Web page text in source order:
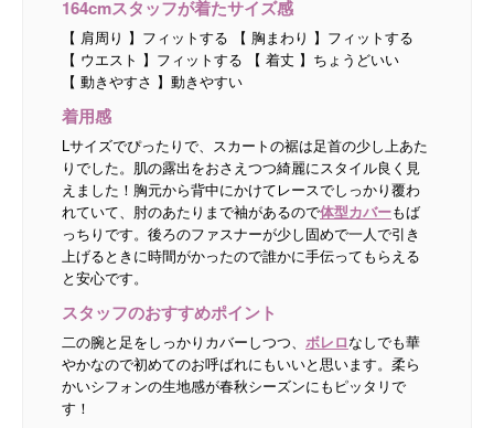
164cmスタッフが着たサイズ感
【 肩周り 】フィットする 【 胸まわり 】フィットする
【 ウエスト 】フィットする 【 着丈 】ちょうどいい
【 動きやすさ 】動きやすい
着用感
Lサイズでぴったりで、スカートの裾は足首の少し上あた
りでした。肌の露出をおさえつつ綺麗にスタイル良く見
えました！胸元から背中にかけてレースでしっかり覆わ
れていて、肘のあたりまで袖があるので体型カバーもば
っちりです。後ろのファスナーが少し固めで一人で引き
上げるときに時間がかったので誰かに手伝ってもらえる
と安心です。
スタッフのおすすめポイント
二の腕と足をしっかりカバーしつつ、 ボレロなしでも華
やかなので初めてのお呼ばれにもいいと思います。柔ら
かいシフォンの生地感が春秋シーズンにもピッタリで
す！